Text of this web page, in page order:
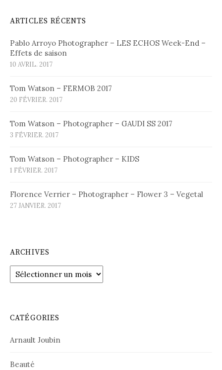
ARTICLES RÉCENTS
Pablo Arroyo Photographer – LES ECHOS Week-End –
Effets de saison
10 AVRIL. 2017
Tom Watson – FERMOB 2017
20 FÉVRIER. 2017
Tom Watson – Photographer – GAUDI SS 2017
3 FÉVRIER. 2017
Tom Watson – Photographer – KIDS
1 FÉVRIER. 2017
Florence Verrier – Photographer – Flower 3 – Vegetal
27 JANVIER. 2017
ARCHIVES
Archives
CATÉGORIES
Arnault Joubin
Beauté